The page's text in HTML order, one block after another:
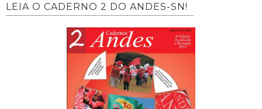
LEIA O CADERNO 2 DO ANDES-SN!